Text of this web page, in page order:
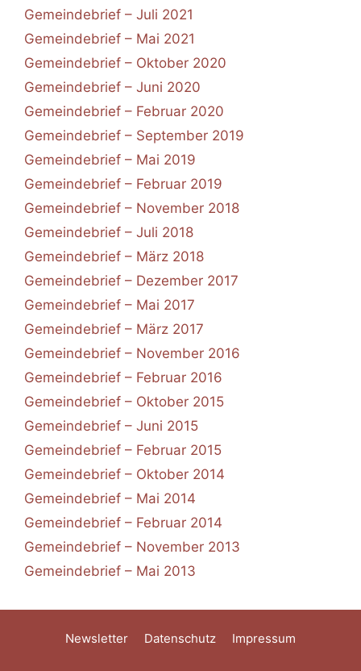
Gemeindebrief – Juli 2021
Gemeindebrief – Mai 2021
Gemeindebrief – Oktober 2020
Gemeindebrief – Juni 2020
Gemeindebrief – Februar 2020
Gemeindebrief – September 2019
Gemeindebrief – Mai 2019
Gemeindebrief – Februar 2019
Gemeindebrief – November 2018
Gemeindebrief – Juli 2018
Gemeindebrief – März 2018
Gemeindebrief – Dezember 2017
Gemeindebrief – Mai 2017
Gemeindebrief – März 2017
Gemeindebrief – November 2016
Gemeindebrief – Februar 2016
Gemeindebrief – Oktober 2015
Gemeindebrief – Juni 2015
Gemeindebrief – Februar 2015
Gemeindebrief – Oktober 2014
Gemeindebrief – Mai 2014
Gemeindebrief – Februar 2014
Gemeindebrief – November 2013
Gemeindebrief – Mai 2013
Newsletter Datenschutz Impressum